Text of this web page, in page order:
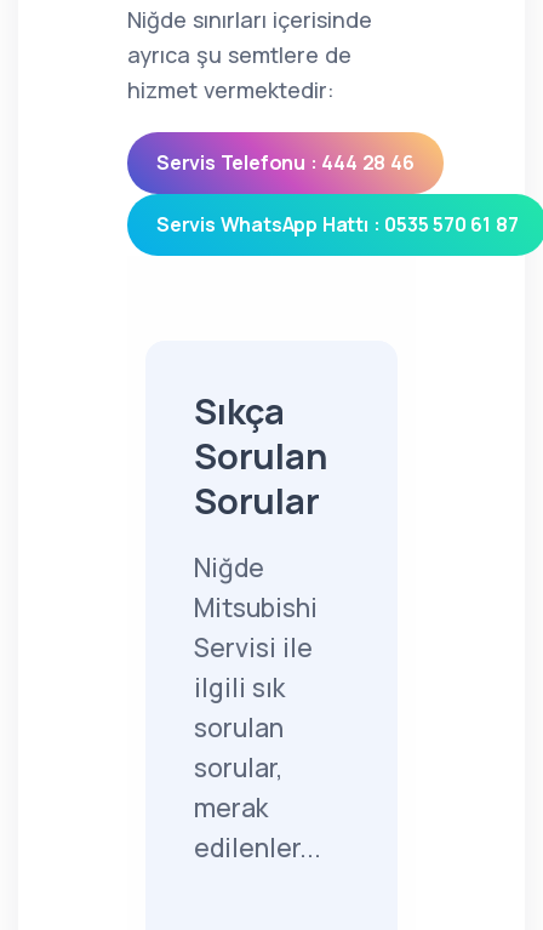
Niğde sınırları içerisinde
ayrıca şu semtlere de
hizmet vermektedir:
Servis Telefonu : 444 28 46
Servis WhatsApp Hattı : 0535 570 61 87
Sıkça
Sorulan
Sorular
Niğde
Mitsubishi
Servisi ile
ilgili sık
sorulan
sorular,
merak
edilenler...